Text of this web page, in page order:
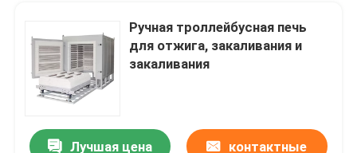
Ручная троллейбусная печь
для отжига, закаливания и
закаливания
Лучшая цена контактные